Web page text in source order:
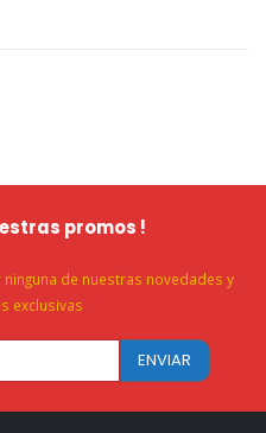
promos !
de nuestras novedades y
exclusivas